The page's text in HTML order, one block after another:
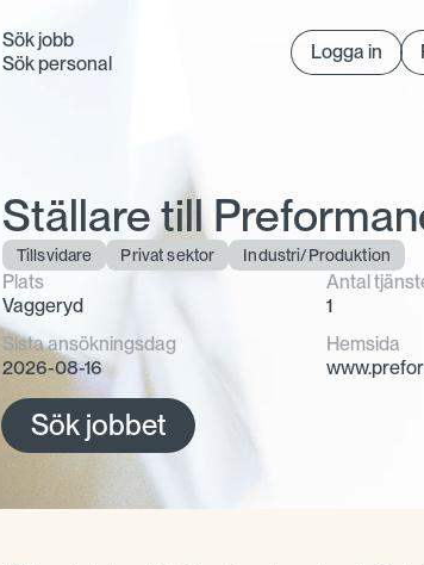
Sök jobb
Sök personal
Logga in
Ställare till
Tillsvidare Privat sektor Industri/Produktion
Plats
Vaggeryd
Antal
1
Sista ansökningsdag
2026-08-16
Hemsida
Sök jobbet